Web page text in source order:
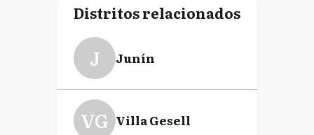
Distritos relacionados
J Junín
VG Villa Gesell